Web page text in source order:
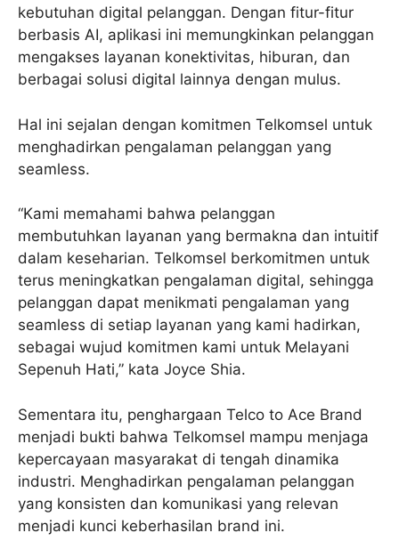
kebutuhan digital pelanggan. Dengan fitur-fitur
berbasis AI, aplikasi ini memungkinkan pelanggan
mengakses layanan konektivitas, hiburan, dan
berbagai solusi digital lainnya dengan mulus.
Hal ini sejalan dengan komitmen Telkomsel untuk
menghadirkan pengalaman pelanggan yang
seamless.
“Kami memahami bahwa pelanggan
membutuhkan layanan yang bermakna dan intuitif
dalam keseharian. Telkomsel berkomitmen untuk
terus meningkatkan pengalaman digital, sehingga
pelanggan dapat menikmati pengalaman yang
seamless di setiap layanan yang kami hadirkan,
sebagai wujud komitmen kami untuk Melayani
Sepenuh Hati,” kata Joyce Shia.
Sementara itu, penghargaan Telco to Ace Brand
menjadi bukti bahwa Telkomsel mampu menjaga
kepercayaan masyarakat di tengah dinamika
industri. Menghadirkan pengalaman pelanggan
yang konsisten dan komunikasi yang relevan
menjadi kunci keberhasilan brand ini.